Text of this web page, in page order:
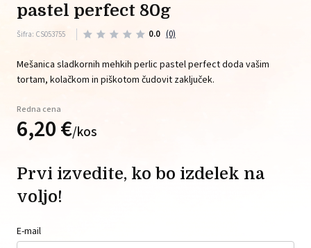
pastel perfect 80g
Šifra: CS053755 0.0 (0)
Mešanica sladkornih mehkih perlic pastel perfect doda vašim
tortam, kolačkom in piškotom čudovit zaključek.
Redna cena
6,20€/kos
Prvi izvedite, ko bo izdelek na
voljo!
E-mail